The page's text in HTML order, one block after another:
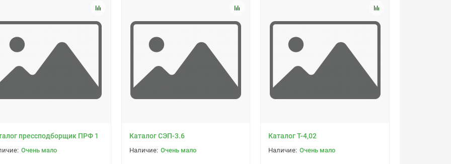
прессподборщик ПРФ 1
Очень мало
Каталог СЭП-3.6
Очень мало
Каталог Т-4,02
Очень мало